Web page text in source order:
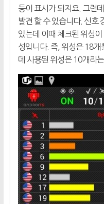
등이 표시가 되지요. 그런
발견 할 수 있습니다. 신호
있는데 이때 체크된 위성
성입니다. 즉, 위성은 18개
데 사용된 위성은 10개라